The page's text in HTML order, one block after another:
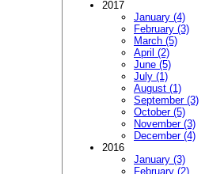
2017
January (4)
February (3)
March (5)
April (2)
June (5)
July (1)
August (1)
September (3)
October (5)
November (3)
December (4)
2016
January (3)
February (2)